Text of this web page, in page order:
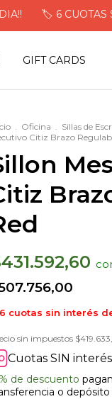
🏷️ 6 CUOTAS SIN
GIFT CARDS
. Oficina . Sillas de
Citiz Brazo
Cuotas SIN
sin impuestos
6 cuotas sin interés
de descuento
o